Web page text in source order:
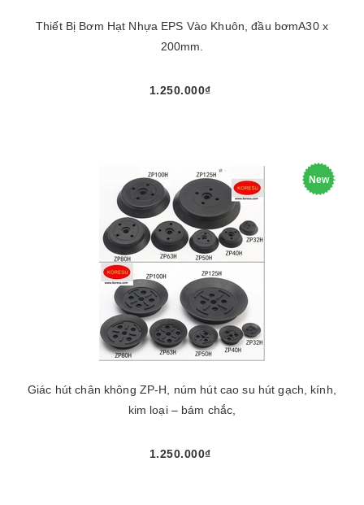
Thiết Bị Bơm Hạt Nhựa EPS Vào Khuôn, đầu bơmA30 x
200mm.
1.250.000₫
New
Giác hút chân không ZP-H, núm hút cao su hút gạch, kính,
kim loại – bám chắc,
1.250.000₫